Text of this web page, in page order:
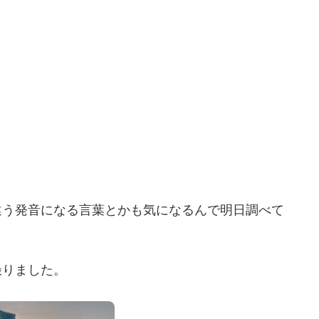
発音になる言葉とかも気になるんで明日調べて
ました。